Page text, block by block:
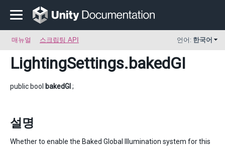
매뉴얼 스크립팅 API 언어: 한국어
LightingSettings.bakedGI
public bool bakedGI ;
설명
Whether to enable the Baked Global Illumination system for this